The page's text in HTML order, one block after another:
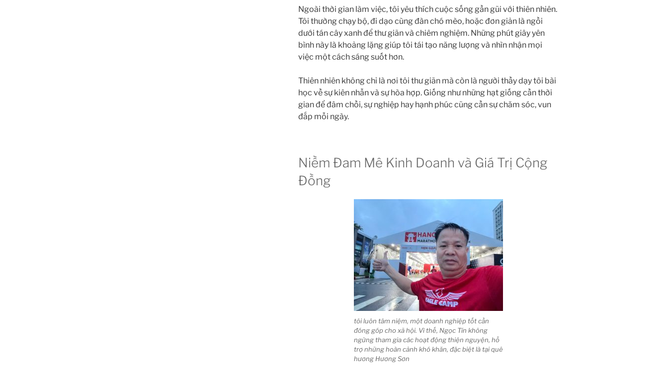
Ngoài thời gian làm việc, tôi yêu thích cuộc sống gần gũi với thiên nhiên.
Tôi thường chạy bộ, đi dạo cùng đàn chó mèo, hoặc đơn giản là ngồi
dưới tán cây xanh để thư giãn và chiêm nghiệm. Những phút giây yên
bình này là khoảng lặng giúp tôi tái tạo năng lượng và nhìn nhận mọi
việc một cách sáng suốt hơn.
Thiên nhiên không chỉ là nơi tôi thư giãn mà còn là người thầy dạy tôi bài
học về sự kiên nhẫn và sự hòa hợp. Giống như những hạt giống cần thời
gian để đâm chồi, sự nghiệp hay hạnh phúc cũng cần sự chăm sóc, vun
đắp mỗi ngày.
Niềm Đam Mê Kinh Doanh và Giá Trị Cộng
Đồng
tôi luôn tâm niệm, một doanh nghiệp tốt cần
đóng góp cho xã hội. Vì thế, Ngọc Tín không
ngừng tham gia các hoạt động thiện nguyện, hỗ
trợ những hoàn cảnh khó khăn, đặc biệt là tại quê
hương Hương Sơn